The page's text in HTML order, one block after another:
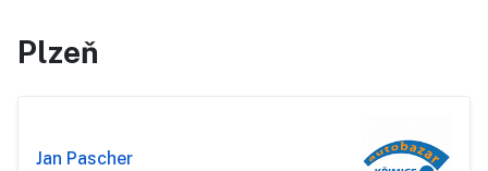
Plzeň
Jan Pascher